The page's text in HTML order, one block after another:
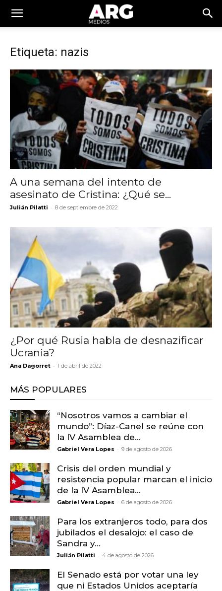
Etiqueta: nazis
A una semana del intento de
asesinato de Cristina: ¿Qué se...
Julián Pilatti - 8 de septiembre de 2022
¿Por qué Rusia habla de desnazificar
Ucrania?
Ana Dagorret - 1 de abril de 2022
MÁS POPULARES
“Nosotros vamos a cambiar el
mundo”: Díaz-Canel se reúne con
la IV Asamblea de...
Gabriel Vera Lopes - 9 de agosto de 2026
Crisis del orden mundial y
resistencia popular marcan el inicio
de la IV Asamblea...
Gabriel Vera Lopes - 6 de agosto de 2026
Para los extranjeros todo, para dos
jubilados el desalojo: el caso de
Sandra y...
Julián Pilatti - 4 de agosto de 2026
El Senado está por votar una ley
que ni Estados Unidos aceptaría